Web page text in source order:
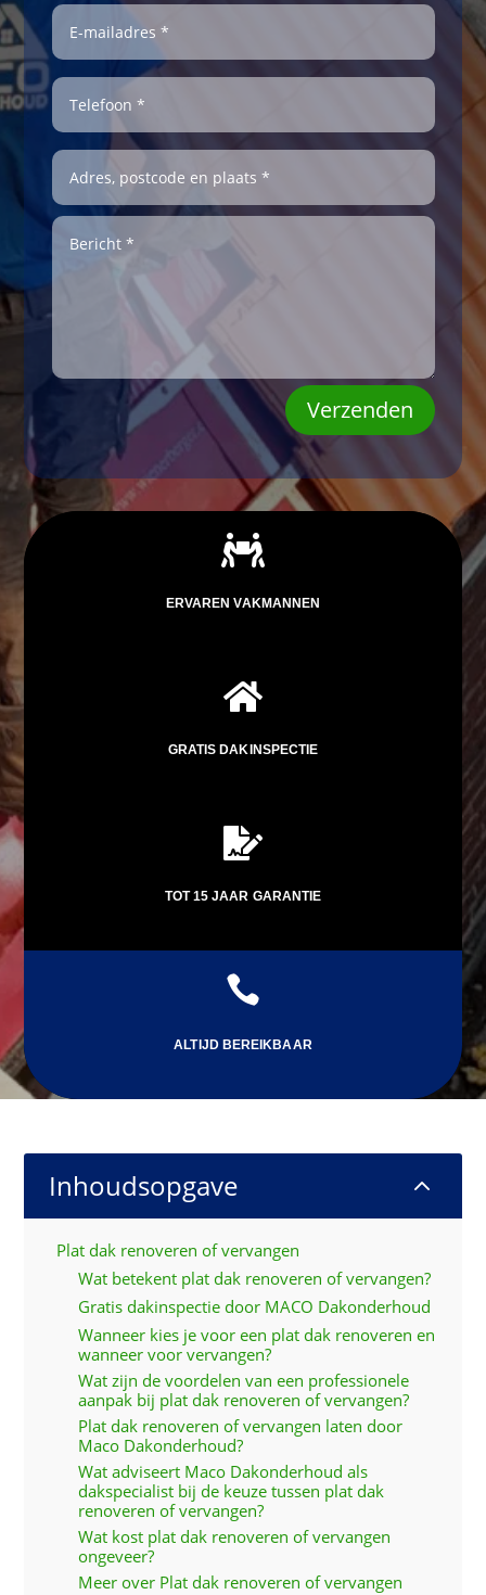
Verzenden

ERVAREN VAKMANNEN

GRATIS DAKINSPECTIE

TOT 15 JAAR GARANTIE

ALTIJD BEREIKBAAR
Inhoudsopgave 2
Plat dak renoveren of vervangen
Wat betekent plat dak renoveren of vervangen?
Gratis dakinspectie door MACO Dakonderhoud
Wanneer kies je voor een plat dak renoveren en
wanneer voor vervangen?
Wat zijn de voordelen van een professionele
aanpak bij plat dak renoveren of vervangen?
Plat dak renoveren of vervangen laten door
Maco Dakonderhoud?
Wat adviseert Maco Dakonderhoud als
dakspecialist bij de keuze tussen plat dak
renoveren of vervangen?
Wat kost plat dak renoveren of vervangen
ongeveer?
Meer over Plat dak renoveren of vervangen